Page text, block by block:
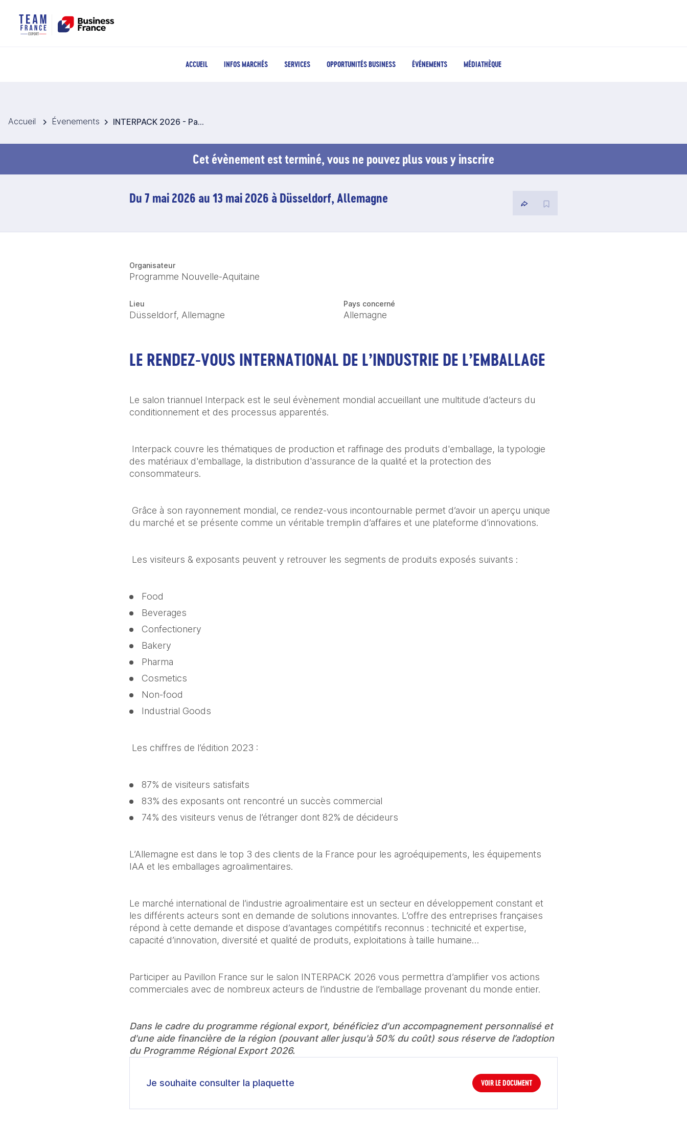
ACCUEIL INFOS MARCHÉS SERVICES OPPORTUNITÉS BUSINESS ÉVÉNEMENTS MÉDIATHÈQUE
Accueil Évenements INTERPACK 2026 - Pavillon France Equipements pour les emballages alimentaires et l'industrie agroalimentaire
Cet évènement est terminé, vous ne pouvez plus vous y inscrire
Du 7 mai 2026 au 13 mai 2026 à Düsseldorf, Allemagne
Organisateur
Programme Nouvelle-Aquitaine
Lieu
Düsseldorf, Allemagne
Pays concerné
Allemagne
LE RENDEZ-VOUS INTERNATIONAL DE L’INDUSTRIE DE L’EMBALLAGE
Le salon triannuel Interpack est le seul évènement mondial accueillant une multitude d’acteurs du
conditionnement et des processus apparentés.
Interpack couvre les thématiques de production et raffinage des produits d'emballage, la typologie
des matériaux d'emballage, la distribution d'assurance de la qualité et la protection des
consommateurs.
Grâce à son rayonnement mondial, ce rendez-vous incontournable permet d’avoir un aperçu unique
du marché et se présente comme un véritable tremplin d’affaires et une plateforme d’innovations.
Les visiteurs & exposants peuvent y retrouver les segments de produits exposés suivants :
Food
Beverages
Confectionery
Bakery
Pharma
Cosmetics
Non-food
Industrial Goods
Les chiffres de l’édition 2023 :
87% de visiteurs satisfaits
83% des exposants ont rencontré un succès commercial
74% des visiteurs venus de l’étranger dont 82% de décideurs
L’Allemagne est dans le top 3 des clients de la France pour les agroéquipements, les équipements
IAA et les emballages agroalimentaires.
Le marché international de l’industrie agroalimentaire est un secteur en développement constant et
les différents acteurs sont en demande de solutions innovantes. L’offre des entreprises françaises
répond à cette demande et dispose d’avantages compétitifs reconnus : technicité et expertise,
capacité d’innovation, diversité et qualité de produits, exploitations à taille humaine…
Participer au Pavillon France sur le salon INTERPACK 2026 vous permettra d’amplifier vos actions
commerciales avec de nombreux acteurs de l’industrie de l’emballage provenant du monde entier.
Dans le cadre du programme régional export, bénéficiez d'un accompagnement personnalisé et
d'une aide financière de la région (pouvant aller jusqu'à 50% du coût) sous réserve de l’adoption
du Programme Régional Export 2026.
Je souhaite consulter la plaquette VOIR LE DOCUMENT